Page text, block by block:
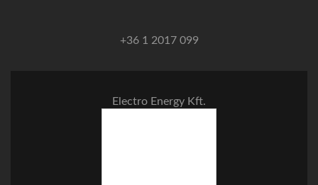
+36 1 2017 099
Electro Energy Kft.